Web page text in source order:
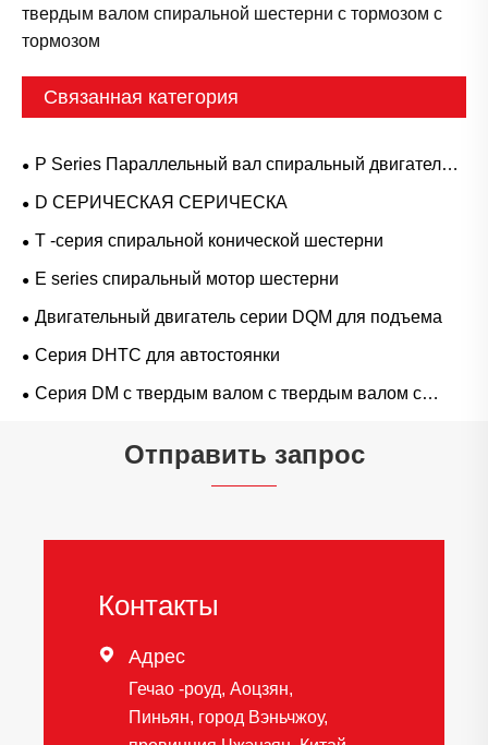
твердым валом спиральной шестерни с тормозом с
тормозом
Связанная категория
P Series Параллельный вал спиральный двигатель
передачи
D СЕРИЧЕСКАЯ СЕРИЧЕСКА
T -серия спиральной конической шестерни
E series спиральный мотор шестерни
Двигательный двигатель серии DQM для подъема
Серия DHTC для автостоянки
Серия DM с твердым валом с твердым валом с
Отправить запрос
Контакты
 Адрес
Гечао -роуд, Аоцзян,
Пиньян, город Вэньчжоу,